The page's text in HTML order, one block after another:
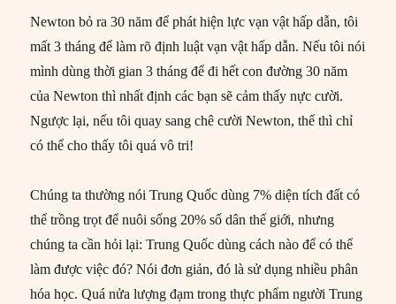
Newton bỏ ra 30 năm để phát hiện lực vạn vật hấp dẫn, tôi
mất 3 tháng để làm rõ định luật vạn vật hấp dẫn. Nếu tôi nói
mình dùng thời gian 3 tháng để đi hết con đường 30 năm
của Newton thì nhất định các bạn sẽ cảm thấy nực cười.
Ngược lại, nếu tôi quay sang chê cười Newton, thế thì chỉ
có thể cho thấy tôi quá vô tri!
Chúng ta thường nói Trung Quốc dùng 7% diện tích đất có
thể trồng trọt để nuôi sống 20% số dân thế giới, nhưng
chúng ta cần hỏi lại: Trung Quốc dùng cách nào để có thể
làm được việc đó? Nói đơn giản, đó là sử dụng nhiều phân
hóa học. Quá nửa lượng đạm trong thực phẩm người Trung